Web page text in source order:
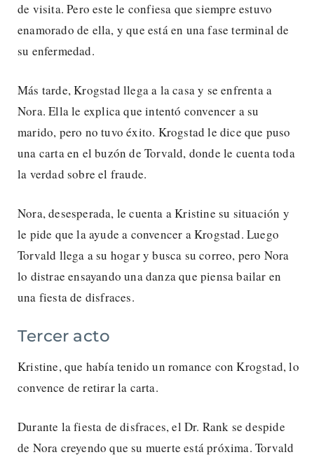
de visita. Pero este le confiesa que siempre estuvo
enamorado de ella, y que está en una fase terminal de
su enfermedad.
Más tarde, Krogstad llega a la casa y se enfrenta a
Nora. Ella le explica que intentó convencer a su
marido, pero no tuvo éxito. Krogstad le dice que puso
una carta en el buzón de Torvald, donde le cuenta toda
la verdad sobre el fraude.
Nora, desesperada, le cuenta a Kristine su situación y
le pide que la ayude a convencer a Krogstad. Luego
Torvald llega a su hogar y busca su correo, pero Nora
lo distrae ensayando una danza que piensa bailar en
una fiesta de disfraces.
Tercer acto
Kristine, que había tenido un romance con Krogstad, lo
convence de retirar la carta.
Durante la fiesta de disfraces, el Dr. Rank se despide
de Nora creyendo que su muerte está próxima. Torvald